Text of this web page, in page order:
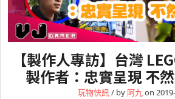
【製作人專訪】台灣
製作者：忠實呈現 不
玩物快訊/ by 阿九on